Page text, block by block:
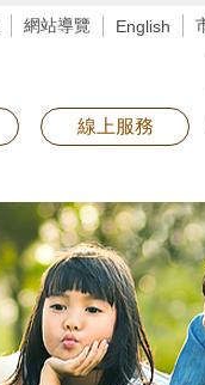
網站導覽 English
線上服務